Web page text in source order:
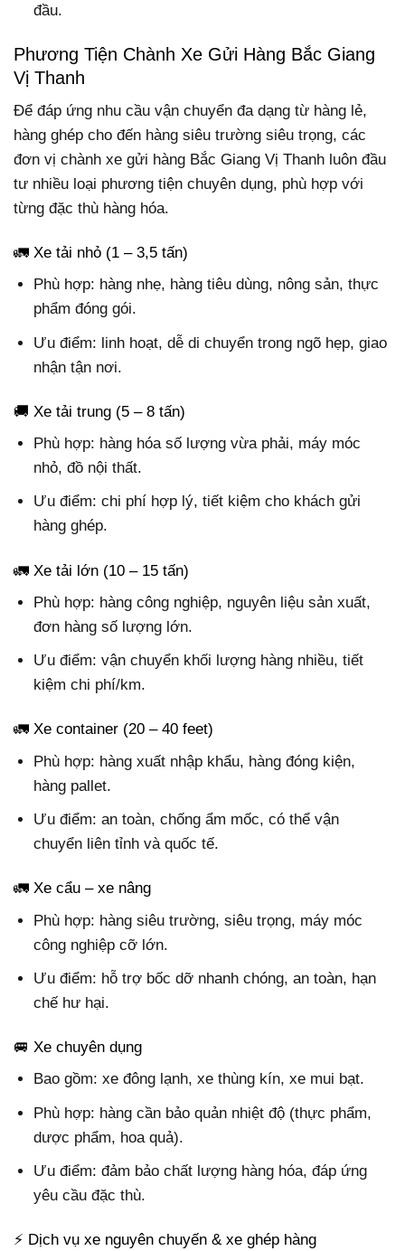
đầu.
Phương Tiện Chành Xe Gửi Hàng Bắc Giang
Vị Thanh
Để đáp ứng nhu cầu vận chuyển đa dạng từ hàng lẻ,
hàng ghép cho đến hàng siêu trường siêu trọng, các
đơn vị chành xe gửi hàng Bắc Giang Vị Thanh luôn đầu
tư nhiều loại phương tiện chuyên dụng, phù hợp với
từng đặc thù hàng hóa.
🚛 Xe tải nhỏ (1 – 3,5 tấn)
Phù hợp: hàng nhẹ, hàng tiêu dùng, nông sản, thực
phẩm đóng gói.
Ưu điểm: linh hoạt, dễ di chuyển trong ngõ hẹp, giao
nhận tận nơi.
🚚 Xe tải trung (5 – 8 tấn)
Phù hợp: hàng hóa số lượng vừa phải, máy móc
nhỏ, đồ nội thất.
Ưu điểm: chi phí hợp lý, tiết kiệm cho khách gửi
hàng ghép.
🚛 Xe tải lớn (10 – 15 tấn)
Phù hợp: hàng công nghiệp, nguyên liệu sản xuất,
đơn hàng số lượng lớn.
Ưu điểm: vận chuyển khối lượng hàng nhiều, tiết
kiệm chi phí/km.
🚛 Xe container (20 – 40 feet)
Phù hợp: hàng xuất nhập khẩu, hàng đóng kiện,
hàng pallet.
Ưu điểm: an toàn, chống ẩm mốc, có thể vận
chuyển liên tỉnh và quốc tế.
🚛 Xe cẩu – xe nâng
Phù hợp: hàng siêu trường, siêu trọng, máy móc
công nghiệp cỡ lớn.
Ưu điểm: hỗ trợ bốc dỡ nhanh chóng, an toàn, hạn
chế hư hại.
🚐 Xe chuyên dụng
Bao gồm: xe đông lạnh, xe thùng kín, xe mui bạt.
Phù hợp: hàng cần bảo quản nhiệt độ (thực phẩm,
dược phẩm, hoa quả).
Ưu điểm: đảm bảo chất lượng hàng hóa, đáp ứng
yêu cầu đặc thù.
⚡ Dịch vụ xe nguyên chuyến & xe ghép hàng